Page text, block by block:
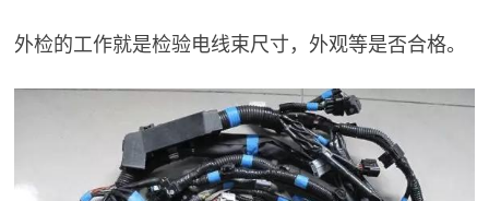
外检的工作就是检验电线束尺寸，外观等是否合格。